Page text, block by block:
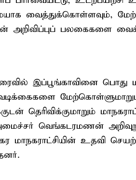
வைத்துக்கொள்ளவும்,
அறிவிப்புப் பலகைகளை
இப்பூங்காவினை பொது
தெரிவிக்குமாறும்
வெங்கடரமணன்
மாநகராட்சியின் உதவி